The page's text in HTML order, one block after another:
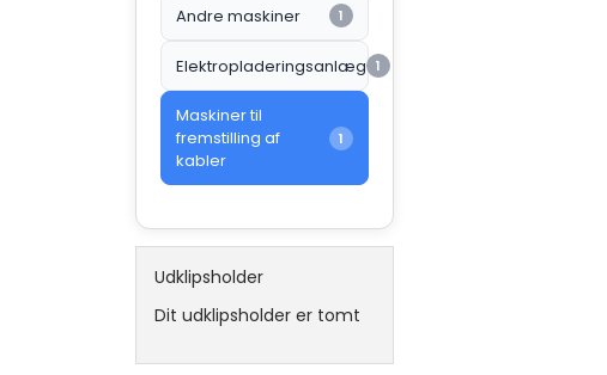
Andre maskiner 1
Elektropladeringsanlæg 1
Maskiner til
fremstilling af
kabler
1
Udklipsholder
Dit udklipsholder er tomt